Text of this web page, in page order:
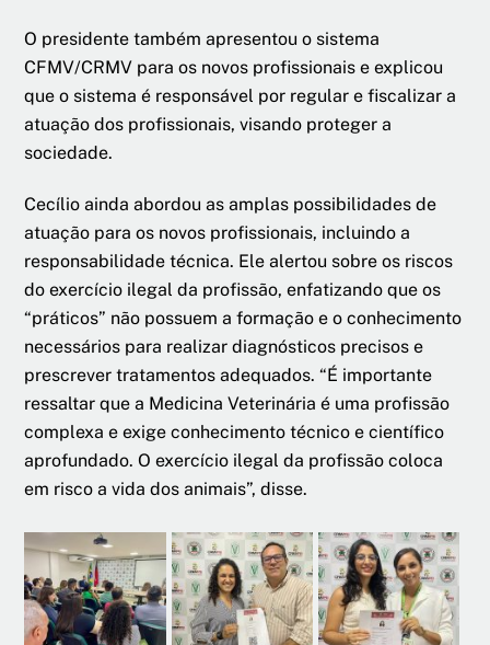
O presidente também apresentou o sistema
CFMV/CRMV para os novos profissionais e explicou
que o sistema é responsável por regular e fiscalizar a
atuação dos profissionais, visando proteger a
sociedade.
Cecílio ainda abordou as amplas possibilidades de
atuação para os novos profissionais, incluindo a
responsabilidade técnica. Ele alertou sobre os riscos
do exercício ilegal da profissão, enfatizando que os
“práticos” não possuem a formação e o conhecimento
necessários para realizar diagnósticos precisos e
prescrever tratamentos adequados. “É importante
ressaltar que a Medicina Veterinária é uma profissão
complexa e exige conhecimento técnico e científico
aprofundado. O exercício ilegal da profissão coloca
em risco a vida dos animais”, disse.